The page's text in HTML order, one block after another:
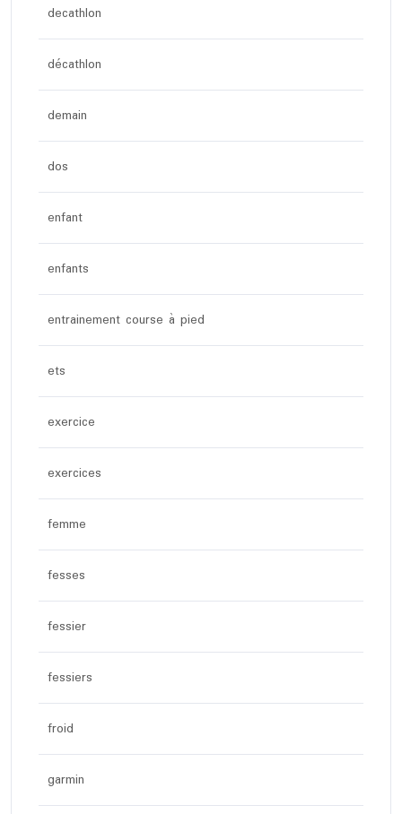
decathlon
décathlon
demain
dos
enfant
enfants
entrainement course à pied
ets
exercice
exercices
femme
fesses
fessier
fessiers
froid
garmin